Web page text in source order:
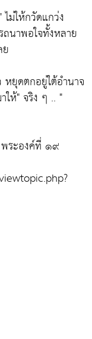
ไม่ให้กวัดแกว่ง
นาพอใจทั้งหลาย
ยุดตกอยู่ใต้อำนาจ
ให้"จริง ๆ .. "
ระองค์ที่ ๑๙